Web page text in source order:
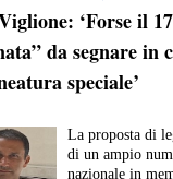
‘Forse il
da segnare in
speciale’
La proposta di
di un ampio
nazionale in